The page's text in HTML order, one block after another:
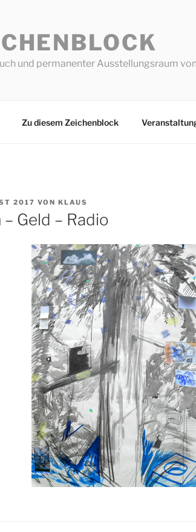
und permanenter Ausstellungsraum
Zu diesem Zeichenblock
2017 VON KLAUS
– Geld – Radio